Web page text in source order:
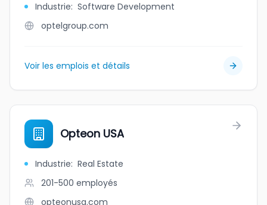
Industrie: Software Development
optelgroup.com
Voir les emplois et détails
Opteon USA
Industrie: Real Estate
201-500 employés
opteonusa.com